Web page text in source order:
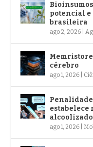
potencial e
brasileira
ago 2, 2026 |
cérebro
ago 1, 2026
estabelece
ago 1, 2026